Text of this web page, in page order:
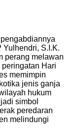
Yulhendri, S.I.K.
perang melawan
Hari
memimpin
jenis ganja
hukum
simbol
peredaran
melindungi